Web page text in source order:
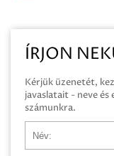
ÍRJON
Kérjük üzenetét,
javaslatait - neve és
számunkra.